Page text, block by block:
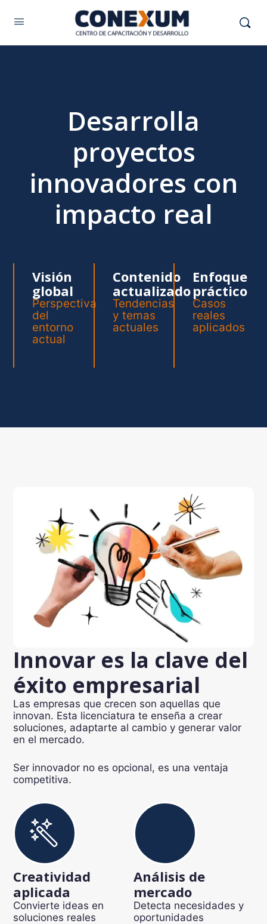
Desarrolla
proyectos
innovadores con
impacto real
Visión
global
Perspectiva
del
entorno
actual
Contenido
actualizado
Tendencias
y temas
actuales
Enfoque
práctico
Casos
reales
aplicados
Innovar es la clave del
éxito empresarial
Las empresas que crecen son aquellas que
innovan. Esta licenciatura te enseña a crear
soluciones, adaptarte al cambio y generar valor
en el mercado.
Ser innovador no es opcional, es una ventaja
competitiva.
Creatividad
aplicada
Convierte ideas en
soluciones reales
Análisis de
mercado
Detecta necesidades y
oportunidades